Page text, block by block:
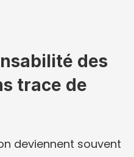
des
trace de
deviennent souvent